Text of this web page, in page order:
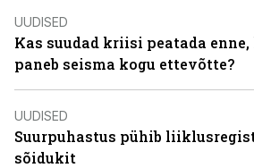
UUDISED
Kas suudad kriisi peatada
paneb seisma kogu ettevõtte?
UUDISED
Suurpuhastus pühib
sõidukit